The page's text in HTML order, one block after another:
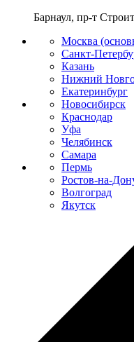
Барнаул, пр-т
Москва
Санкт-
Казань
Нижний
Екатеринбург
Новосибирск
Краснодар
Уфа
Челябинск
Самара
Пермь
Ростов-на-
Волгоград
Якутск